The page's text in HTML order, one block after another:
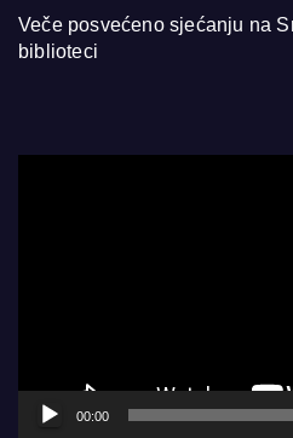
Veče posvećeno sjećanju na
biblioteci
00:00